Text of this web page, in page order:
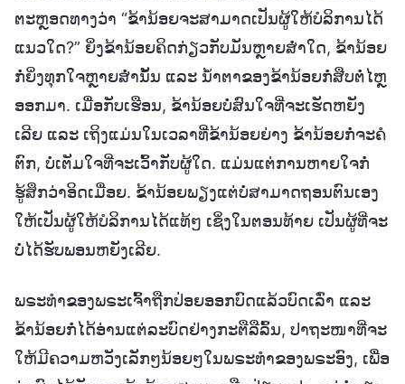
ຕະຫຼອດທາງວ່າ “ຂ້ານ້ອຍຈະສາມາດເປັນຜູ້ໃຫ້ບໍລິການໄດ້
ແນວໃດ?” ຍິ່ງຂ້ານ້ອຍຄິດກ່ຽວກັບມັນຫຼາຍສໍ່າໃດ, ຂ້ານ້ອຍ
ກໍ່ຍິ່ງທຸກໃຈຫຼາຍສໍ່ານັ້ນ ແລະ ນໍ້າຕາຂອງຂ້ານ້ອຍກໍ່ສືບຕໍ່ໄຫຼ
ອອກມາ. ເມື່ອກັບເຮືອນ, ຂ້ານ້ອຍບໍ່ສົນໃຈທີ່ຈະເຮັດຫຍັງ
ເລີຍ ແລະ ເຖິງແມ່ນໃນເວລາທີ່ຂ້ານ້ອຍຍ່າງ ຂ້ານ້ອຍກໍ່ຈະຄໍ
ຕົກ, ບໍ່ເຕັມໃຈທີ່ຈະເວົ້າກັບຜູ້ໃດ. ແມ່ນແຕ່ການຫາຍໃຈກໍ່
ຮູ້ສຶກວ່າອິດເມື່ອຍ. ຂ້ານ້ອຍພຽງແຕ່ບໍ່ສາມາດຖອນຕົນເອງ
ໃຫ້ເປັນຜູ້ໃຫ້ບໍລິການໄດ້ແທ້ໆ ເຊິ່ງໃນຕອນທ້າຍ ເປັນຜູ້ທີ່ຈະ
ບໍ່ໄດ້ຮັບພອນຫຍັງເລີຍ.
ພຣະທຳຂອງພຣະເຈົ້າຖືກປ່ອຍອອກບົດແລ້ວບົດເລົ່າ ແລະ
ຂ້ານ້ອຍກໍ່ໄດ້ອ່ານແຕ່ລະບົດຢ່າງກະຕືລືລົ້ນ, ປາຖະໜາທີ່ຈະ
ໃຫ້ມີຄວາມຫວັງເລັກໆນ້ອຍໆໃນພຣະທຳຂອງພຣະອົງ, ເພື່ອ